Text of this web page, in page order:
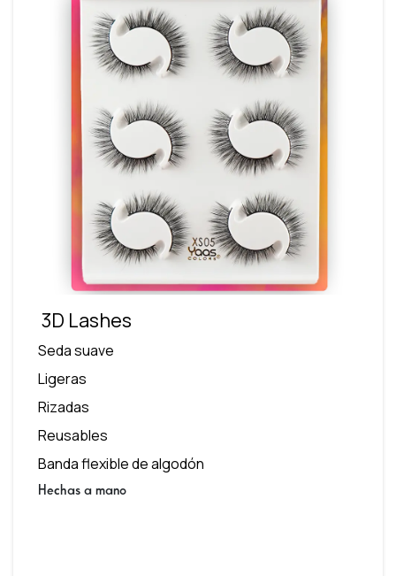
3D Lashes
Seda suave
Ligeras
Rizadas
Reusables
Banda flexible de algodón
Hechas a mano